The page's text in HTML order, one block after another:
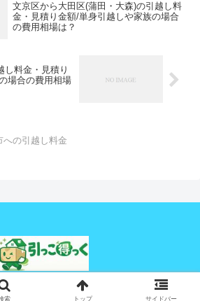
文京区から大田区(蒲田・大森)の引越し料
金・見積り金額/単身引越しや家族の場合
の費用相場は？
し料金・見積り
場合の費用相場
への引越し料金
2024 引っこ得っく.
索 トップ サイドバー